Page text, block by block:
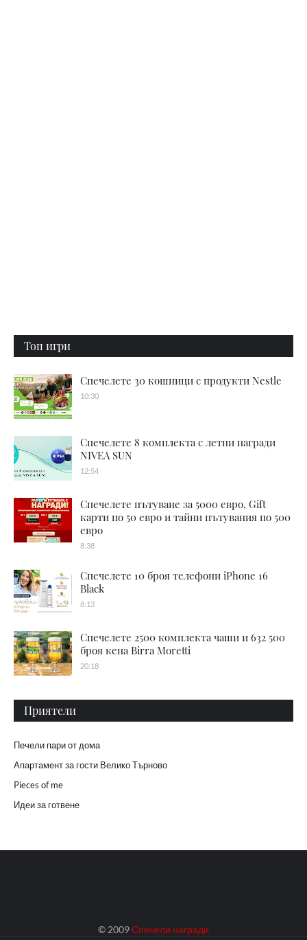
Топ игри
Спечелете 30 кошници с продукти Nestle
10:30
Спечелете 8 комплекта с летни награди
NIVEA SUN
12:54
Спечелете пътуване за 5000 евро, Gift
карти по 50 евро и тайни пътувания по 500
евро
8:38
Спечелете 10 броя телефони iPhone 16
Black
8:13
Спечелете 2500 комплекта чаши и 632 500
броя кена Birra Moretti
20:18
Приятели
Печели пари от дома
Апартамент за гости Велико Търново
Pieces of me
Идеи за готвене
© 2009Спечели награди